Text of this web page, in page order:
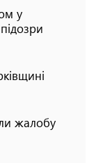
у
жалобу